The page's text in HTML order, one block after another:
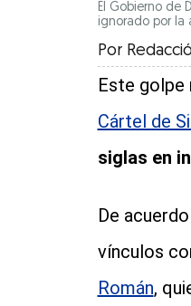
El Gobierno de
ignorado por la
Por
Este golpe
Cártel de
siglas en
De
vínculos
Román,